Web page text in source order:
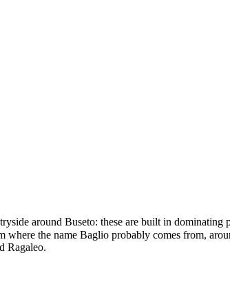
around Buseto: these are built in dominating
the name Baglio probably comes from,
Ragaleo.